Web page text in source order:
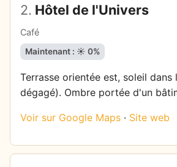
2. Hôtel de l'Univers
Café
Maintenant : ☀️ 0%
Terrasse orientée est, soleil dans
dégagé). Ombre portée d'un
Voir sur Google Maps · Site web